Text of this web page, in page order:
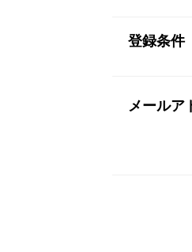
登録条件
メールア